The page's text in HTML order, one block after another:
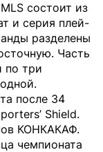
состоит из
и серия плей-
разделены
Часть
по три
после 34
Shield.
КОНКАКАФ.
чемпионата